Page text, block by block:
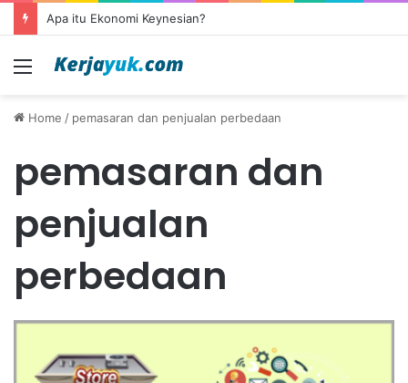
Apa itu Ekonomi Keynesian?
Menu
Home / pemasaran dan penjualan perbedaan
pemasaran dan
penjualan
perbedaan